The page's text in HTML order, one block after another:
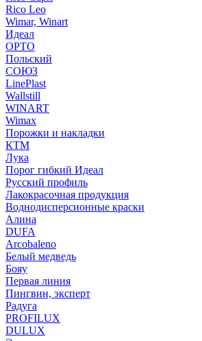
Rico Leo
Wimar, Winart
Идеал
ОРТО
Польский
СОЮЗ
LinePlast
Wallstill
WINART
Wimax
Порожки и накладки
КТМ
Лука
Порог гибкий Идеал
Русский профиль
Лакокрасочная продукция
Воднодисперсионные краски
Алина
DUFA
Arcobaleno
Белый медведь
Бояу
Первая линия
Пингвин, эксперт
Радуга
PROFILUX
DULUX